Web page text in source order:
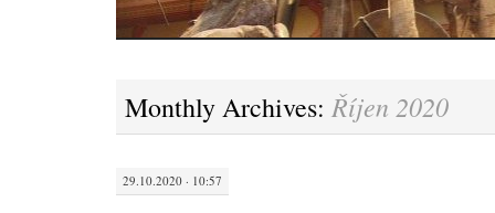
Monthly Archives: Říjen 2020
29.10.2020 · 10:57